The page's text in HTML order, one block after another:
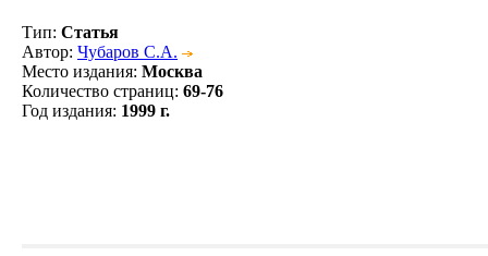
Тип: Статья
Автор: Чубаров С.А.
Место издания: Москва
Количество страниц: 69-76
Год издания: 1999 г.